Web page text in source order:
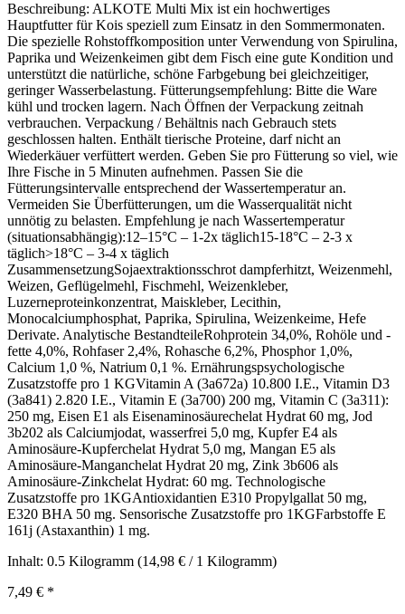
Beschreibung: ALKOTE Multi Mix ist ein hochwertiges
Hauptfutter für Kois speziell zum Einsatz in den Sommermonaten.
Die spezielle Rohstoffkomposition unter Verwendung von Spirulina,
Paprika und Weizenkeimen gibt dem Fisch eine gute Kondition und
unterstützt die natürliche, schöne Farbgebung bei gleichzeitiger,
geringer Wasserbelastung. Fütterungsempfehlung: Bitte die Ware
kühl und trocken lagern. Nach Öffnen der Verpackung zeitnah
verbrauchen. Verpackung / Behältnis nach Gebrauch stets
geschlossen halten. Enthält tierische Proteine, darf nicht an
Wiederkäuer verfüttert werden. Geben Sie pro Fütterung so viel, wie
Ihre Fische in 5 Minuten aufnehmen. Passen Sie die
Fütterungsintervalle entsprechend der Wassertemperatur an.
Vermeiden Sie Überfütterungen, um die Wasserqualität nicht
unnötig zu belasten. Empfehlung je nach Wassertemperatur
(situationsabhängig):12–15°C – 1-2x täglich15-18°C – 2-3 x
täglich>18°C – 3-4 x täglich
ZusammensetzungSojaextraktionsschrot dampferhitzt, Weizenmehl,
Weizen, Geflügelmehl, Fischmehl, Weizenkleber,
Luzerneproteinkonzentrat, Maiskleber, Lecithin,
Monocalciumphosphat, Paprika, Spirulina, Weizenkeime, Hefe
Derivate. Analytische BestandteileRohprotein 34,0%, Rohöle und -
fette 4,0%, Rohfaser 2,4%, Rohasche 6,2%, Phosphor 1,0%,
Calcium 1,0 %, Natrium 0,1 %. Ernährungspsychologische
Zusatzstoffe pro 1 KGVitamin A (3a672a) 10.800 I.E., Vitamin D3
(3a841) 2.820 I.E., Vitamin E (3a700) 200 mg, Vitamin C (3a311):
250 mg, Eisen E1 als Eisenaminosäurechelat Hydrat 60 mg, Jod
3b202 als Calciumjodat, wasserfrei 5,0 mg, Kupfer E4 als
Aminosäure-Kupferchelat Hydrat 5,0 mg, Mangan E5 als
Aminosäure-Manganchelat Hydrat 20 mg, Zink 3b606 als
Aminosäure-Zinkchelat Hydrat: 60 mg. Technologische
Zusatzstoffe pro 1KGAntioxidantien E310 Propylgallat 50 mg,
E320 BHA 50 mg. Sensorische Zusatzstoffe pro 1KGFarbstoffe E
161j (Astaxanthin) 1 mg.
Inhalt: 0.5 Kilogramm (14,98 € / 1 Kilogramm)
7,49 € *